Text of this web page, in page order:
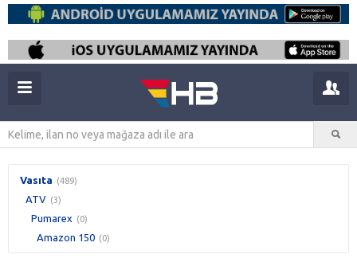
Vasıta (489)
ATV (3)
Pumarex (0)
Amazon 150 (0)